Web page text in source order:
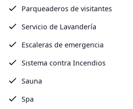
Parqueaderos de visitantes
Servicio de Lavandería
Escaleras de emergencia
Sistema contra Incendios
Sauna
Spa